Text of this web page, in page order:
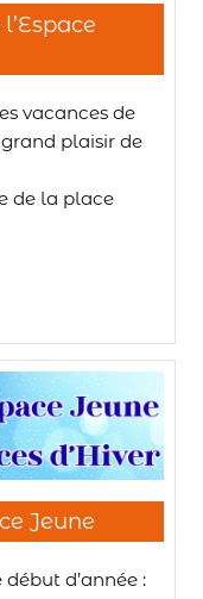
vacances de
plaisir de
de la place
Jeune
d’année :